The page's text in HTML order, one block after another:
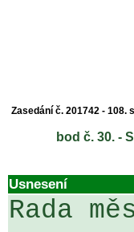
Zasedání č. 201742 - 108.
bod č. 30. -
Usnesení
Rada